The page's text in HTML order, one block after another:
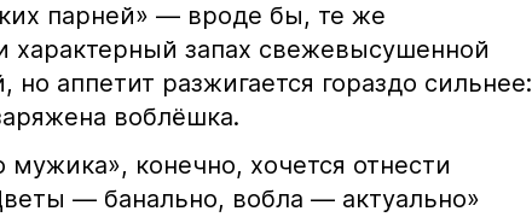
парней» — вроде бы, те же
характерный запах свежевысушенной
но аппетит разжигается гораздо сильнее:
воблёшка.
мужика», конечно, хочется отнести
— банально, вобла — актуально»